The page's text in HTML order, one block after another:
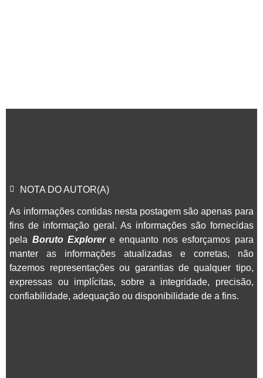
NOTA DO AUTOR(A)
As informações contidas nesta postagem são apenas para
fins de informação geral. As informações são fornecidas
pela Boruto Explorere enquanto nos esforçamos para
manter as informações atualizadas e corretas, não
fazemos representações ou garantias de qualquer tipo,
expressas ou implícitas, sobre a integridade, precisão,
confiabilidade, adequação ou disponibilidade de a fins.